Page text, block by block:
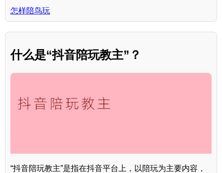
怎样陪鸟玩
什么是“抖音陪玩教主”？
“抖音陪玩教主”是指在抖音平台上，以陪玩为主要内容，